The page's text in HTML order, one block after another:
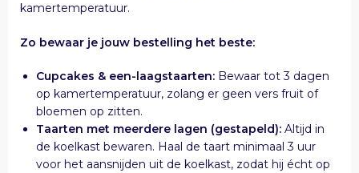
kamertemperatuur.
Zo bewaar je jouw bestelling het beste:
Cupcakes & een-laagstaarten: Bewaar tot 3 dagen
op kamertemperatuur, zolang er geen vers fruit of
bloemen op zitten.
Taarten met meerdere lagen (gestapeld): Altijd in
de koelkast bewaren. Haal de taart minimaal 3 uur
voor het aansnijden uit de koelkast, zodat hij écht op